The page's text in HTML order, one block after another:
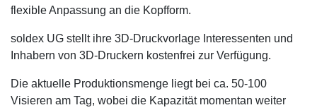
flexible Anpassung an die Kopfform.
soldex UG stellt ihre 3D-Druckvorlage Interessenten und
Inhabern von 3D-Druckern kostenfrei zur Verfügung.
Die aktuelle Produktionsmenge liegt bei ca. 50-100
Visieren am Tag, wobei die Kapazität momentan weiter